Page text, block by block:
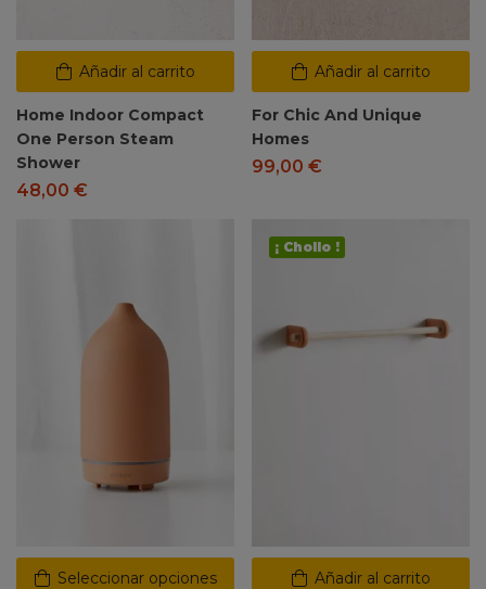
Añadir al carrito
Home Indoor Compact
One Person Steam
Shower
48,00 €
Añadir al carrito
For Chic And Unique
Homes
99,00 €
Seleccionar opciones Añadir al carrito
¡ Chollo !